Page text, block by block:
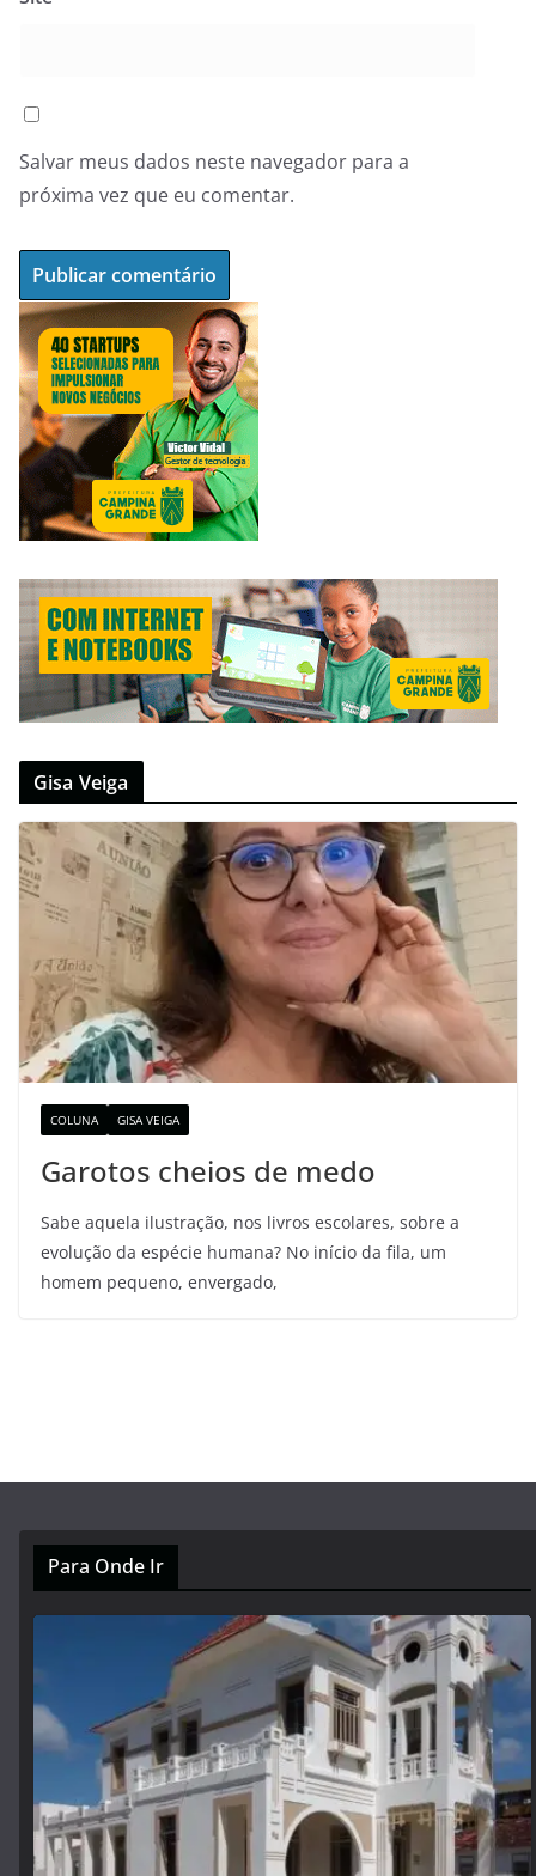
Salvar meus dados neste navegador para a
próxima vez que eu comentar.
Gisa Veiga
COLUNA GISA VEIGA
Garotos cheios de medo
Sabe aquela ilustração, nos livros escolares, sobre a
evolução da espécie humana? No início da fila, um
homem pequeno, envergado,
Para Onde Ir